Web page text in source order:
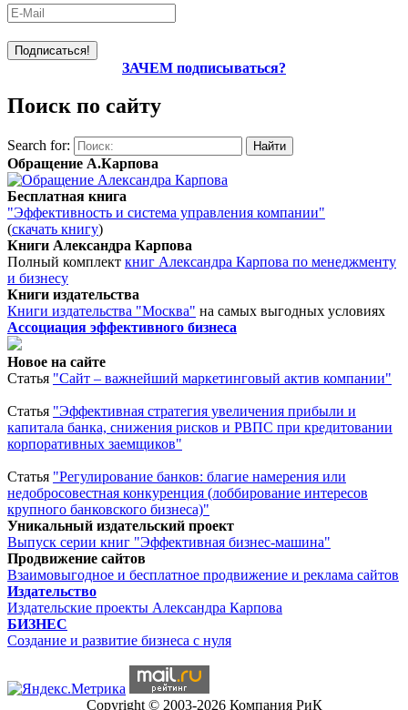
ЗАЧЕМ подписываться?
Поиск по сайту
Search for:
Обращение А.Карпова
Бесплатная книга
"Эффективность и система управления компании"
(скачать книгу)
Книги Александра Карпова
Полный комплект книг Александра Карпова по менеджменту
и бизнесу
Книги издательства
Книги издательства "Москва" на самых выгодных условиях
Ассоциация эффективного бизнеса
Новое на сайте
Статья "Сайт – важнейший маркетинговый актив компании"
Статья "Эффективная стратегия увеличения прибыли и
капитала банка, снижения рисков и РВПС при кредитовании
корпоративных заемщиков"
Статья "Регулирование банков: благие намерения или
недобросовестная конкуренция (лоббирование интересов
крупного банковского бизнеса)"
Уникальный издательский проект
Выпуск серии книг "Эффективная бизнес-машина"
Продвижение сайтов
Взаимовыгодное и бесплатное продвижение и реклама сайтов
Издательство
Издательские проекты Александра Карпова
БИЗНЕС
Создание и развитие бизнеса с нуля
Copyright © 2003-2026 Компания РиК